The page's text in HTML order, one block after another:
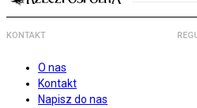
KONTAKT
O nas
Kontakt
Napisz do nas